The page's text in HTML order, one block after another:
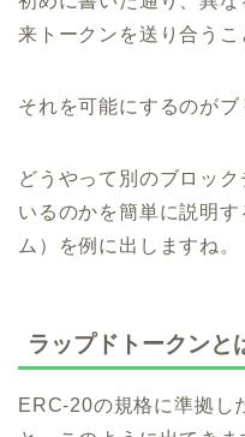
来トークンを送り合うこ
それを可能にするのがブ
どうやって別のブロッ
いるのかを簡単に説明
ム）を例に出しますね。
ラップドトークンと
ERC-20の規格に準拠し